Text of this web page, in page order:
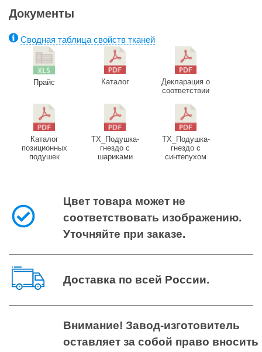
Документы
Сводная таблица свойств тканей
Прайс Каталог
Декларация о
соответствии
Каталог
позиционных
подушек
ТХ_Подушка-
гнездо с
шариками
ТХ_Подушка-
гнездо с
синтепухом
Цвет товара может не
соответствовать изображению.
Уточняйте при заказе.
Доставка по всей России.
Внимание! Завод-изготовитель
оставляет за собой право вносить